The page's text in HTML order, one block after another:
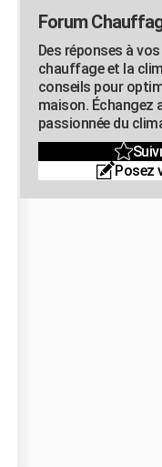
Forum
Des réponses à
chauffage et la
conseils pour
maison. Échangez
passionnée du
Posez